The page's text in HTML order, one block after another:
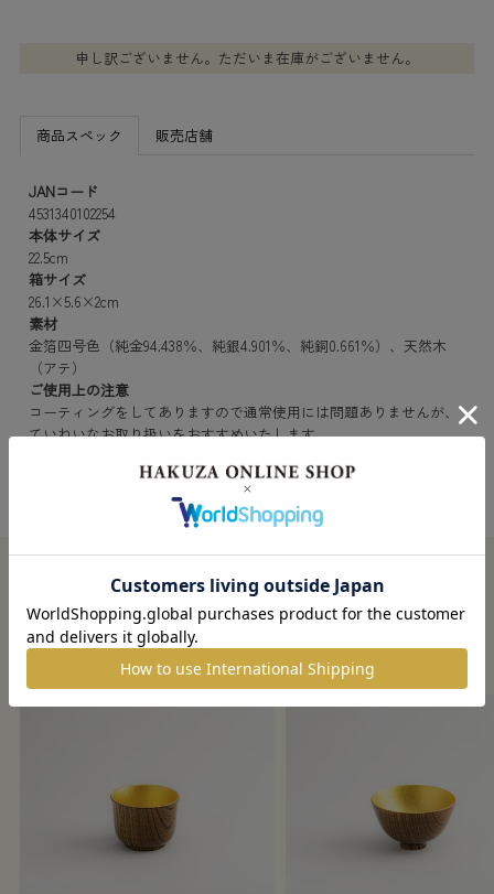
申し訳ございません。ただいま在庫がございません。
商品スペック 販売店舗
JANコード
4531340102254
本体サイズ
22.5cm
箱サイズ
26.1×5.6×2cm
素材
金箔四号色（純金94.438％、純銀4.901％、純銅0.661％）、天然木
（アテ）
ご使用上の注意
コーティングをしてありますので通常使用には問題ありませんが、
ていねいなお取り扱いをおすすめいたします。
この商品を見た人がチェックしている商品